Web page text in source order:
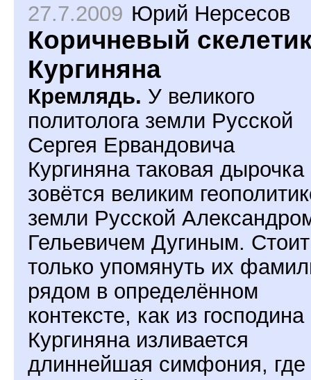
27.7.2009 Юрий Нерсесов
Коричневый
Кургиняна
Кремлядь. У великого
политолога земли Русской
Сергея Ервандовича
Кургиняна таковая дырочка
зовётся великим
земли Русской
Гельевичем Дугиным. Стоит
только упомянуть их
рядом в определённом
контексте, как из господина
Кургиняна изливается
длиннейшая симфония, где